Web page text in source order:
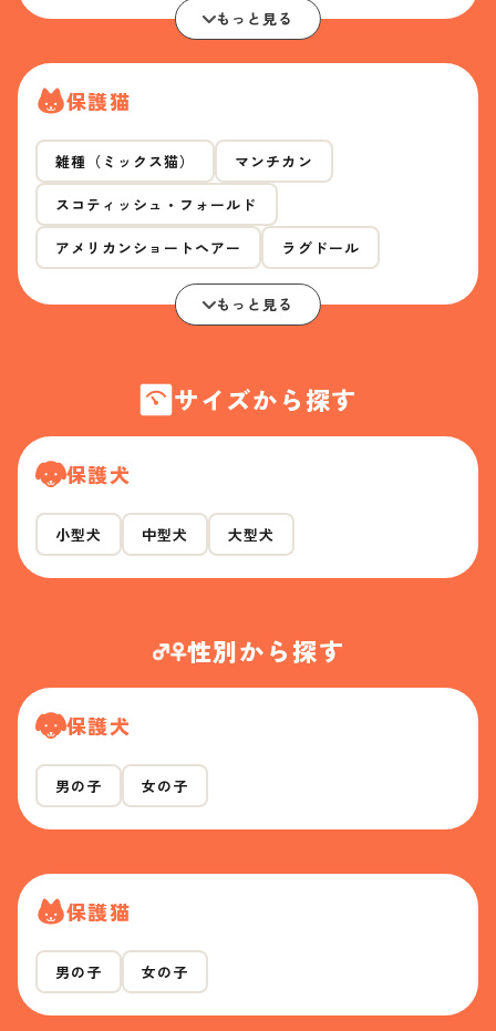
もっと見る
保護猫
雑種（ミックス猫） マンチカン
スコティッシュ・フォールド
アメリカンショートヘアー ラグドール
もっと見る
サイズから探す
保護犬
小型犬 中型犬 大型犬
性別から探す
保護犬
男の子 女の子
保護猫
男の子 女の子